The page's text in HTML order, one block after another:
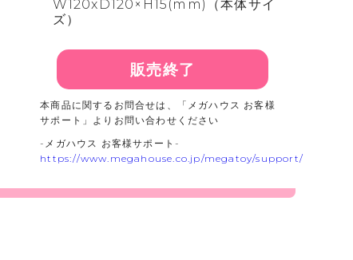
W120xD120×H15(mm)（本体サイ
ズ）
販売終了
本商品に関するお問合せは、「メガハウス お客様
サポート」よりお問い合わせください
-メガハウス お客様サポート-
https://www.megahouse.co.jp/megatoy/support/